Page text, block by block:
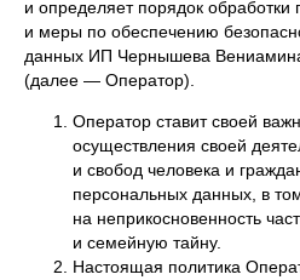
и определяет порядок
и меры по обеспечению
данных ИП Чернышева
(далее — Оператор).
Оператор ставит своей
осуществления своей
и свобод человека и
персональных данных, в
на неприкосновенность
и семейную тайну.
Настоящая политика